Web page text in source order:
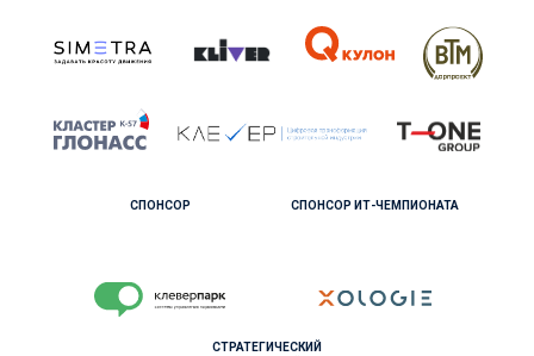
СПОНСОР СПОНСОР ИТ-ЧЕМПИОНАТА
СТРАТЕГИЧЕСКИЙ